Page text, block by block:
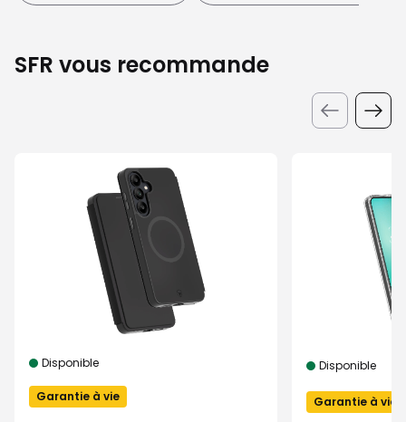
SFR vous recommande
Disponible
Garantie à vie
Disponible
Garantie à vie